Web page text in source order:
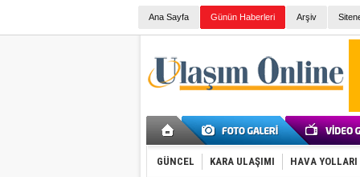
Ana Sayfa Günün Haberleri Arşiv
GÜNCEL KARA ULAŞIMI HAVA YOLLARI